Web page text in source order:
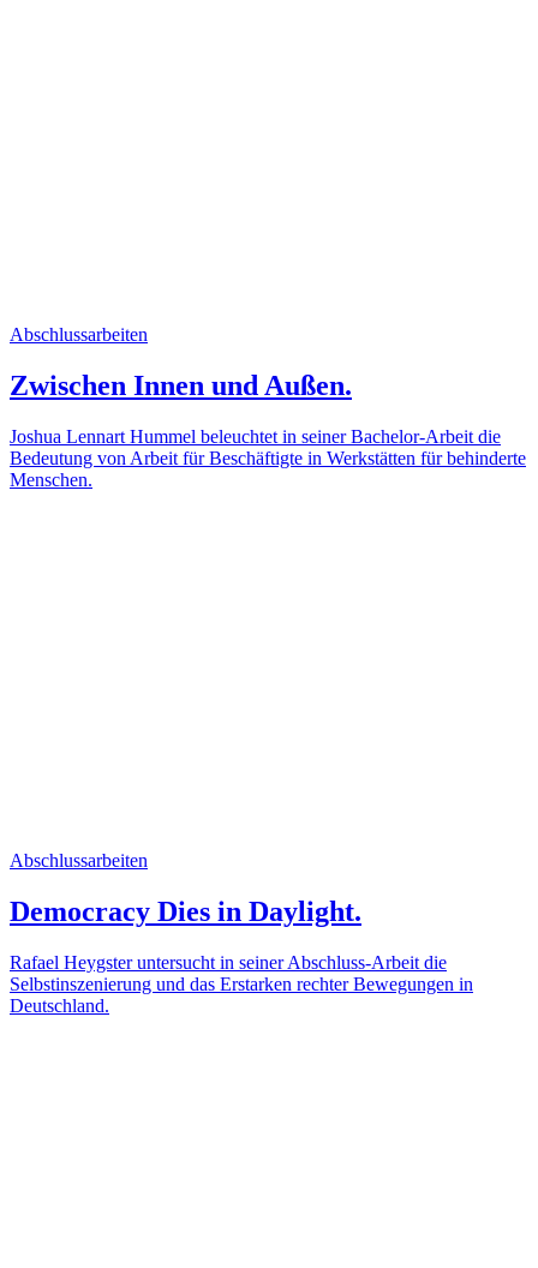
Abschlussarbeiten
Zwischen Innen und Außen.
Joshua Lennart Hummel beleuchtet in seiner Bachelor-Arbeit die
Bedeutung von Arbeit für Beschäftigte in Werkstätten für behinderte
Menschen.
Abschlussarbeiten
Democracy Dies in Daylight.
Rafael Heygster untersucht in seiner Abschluss-Arbeit die
Selbstinszenierung und das Erstarken rechter Bewegungen in
Deutschland.